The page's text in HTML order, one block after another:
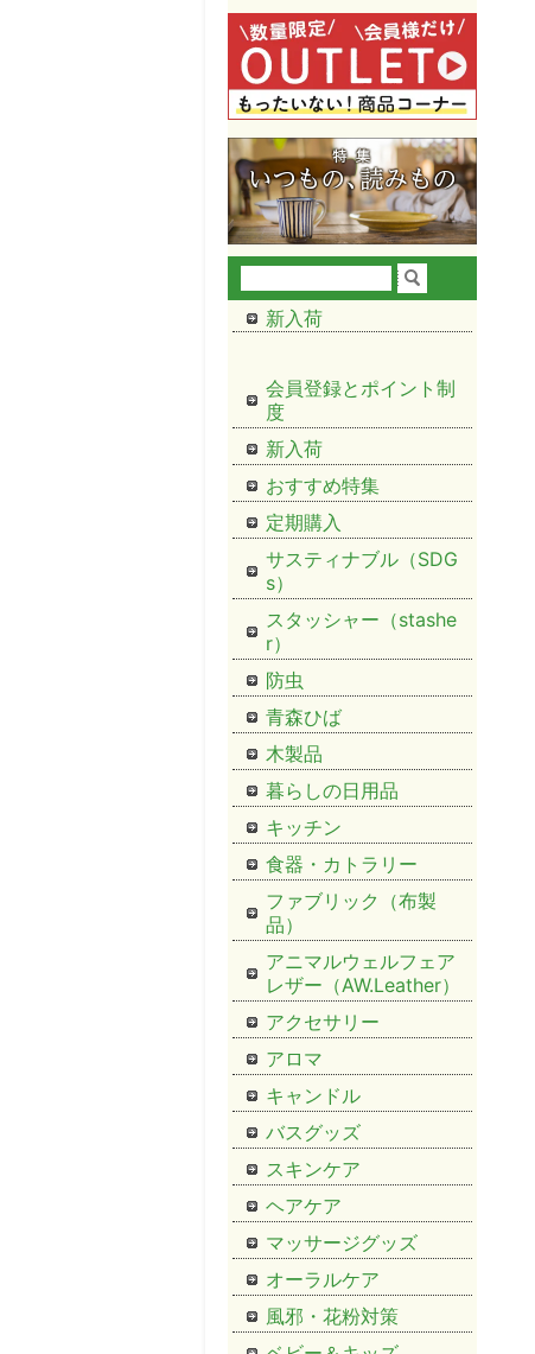
新入荷
会員登録とポイント制
度
新入荷
おすすめ特集
定期購入
サスティナブル（SDG
s）
スタッシャー（stashe
r）
防虫
青森ひば
木製品
暮らしの日用品
キッチン
食器・カトラリー
ファブリック（布製
品）
アニマルウェルフェア
レザー（AW.Leather）
アクセサリー
アロマ
キャンドル
バスグッズ
スキンケア
ヘアケア
マッサージグッズ
オーラルケア
風邪・花粉対策